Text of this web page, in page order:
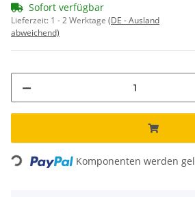
Sofort verfügbar
Lieferzeit: 1 - 2 Werktage (DE - Ausland
abweichend)
Loading... Komponenten werden